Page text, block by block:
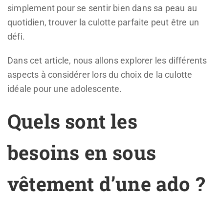
simplement pour se sentir bien dans sa peau au
quotidien, trouver la culotte parfaite peut être un
défi.
Dans cet article, nous allons explorer les différents
aspects à considérer lors du choix de la culotte
idéale pour une adolescente.
Quels sont les
besoins en sous
vêtement d’une ado ?